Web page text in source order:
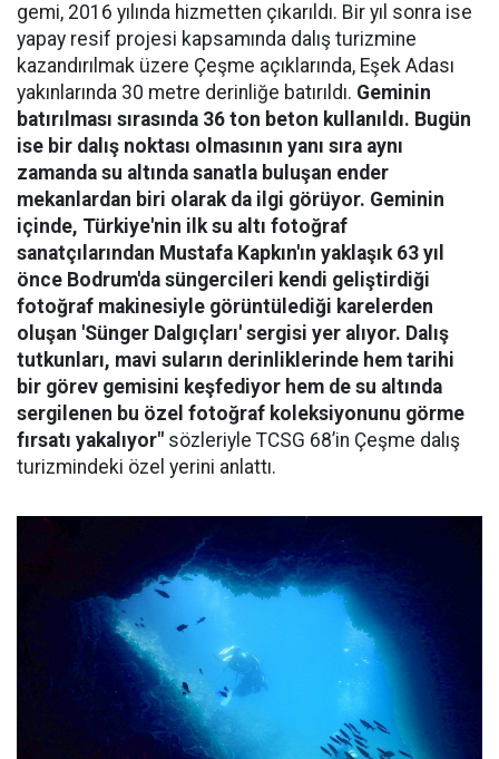
gemi, 2016 yılında hizmetten çıkarıldı. Bir yıl sonra ise
yapay resif projesi kapsamında dalış turizmine
kazandırılmak üzere Çeşme açıklarında, Eşek Adası
yakınlarında 30 metre derinliğe batırıldı. Geminin
batırılması sırasında 36 ton beton kullanıldı. Bugün
ise bir dalış noktası olmasının yanı sıra aynı
zamanda su altında sanatla buluşan ender
mekanlardan biri olarak da ilgi görüyor. Geminin
içinde, Türkiye'nin ilk su altı fotoğraf
sanatçılarından Mustafa Kapkın'ın yaklaşık 63 yıl
önce Bodrum'da süngercileri kendi geliştirdiği
fotoğraf makinesiyle görüntülediği karelerden
oluşan 'Sünger Dalgıçları' sergisi yer alıyor. Dalış
tutkunları, mavi suların derinliklerinde hem tarihi
bir görev gemisini keşfediyor hem de su altında
sergilenen bu özel fotoğraf koleksiyonunu görme
fırsatı yakalıyor" sözleriyle TCSG 68’in Çeşme dalış
turizmindeki özel yerini anlattı.